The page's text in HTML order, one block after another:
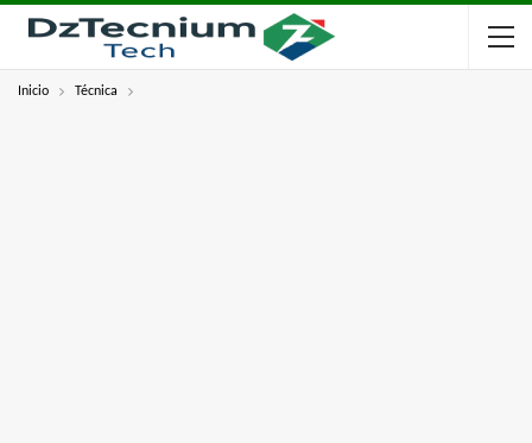
Inicio Técnica